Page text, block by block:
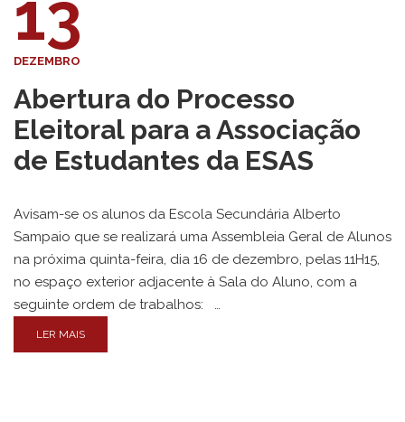
13
DEZEMBRO
Abertura do Processo
Eleitoral para a Associação
de Estudantes da ESAS
Avisam-se os alunos da Escola Secundária Alberto
Sampaio que se realizará uma Assembleia Geral de Alunos
na próxima quinta-feira, dia 16 de dezembro, pelas 11H15,
no espaço exterior adjacente à Sala do Aluno, com a
seguinte ordem de trabalhos: …
LER MAIS